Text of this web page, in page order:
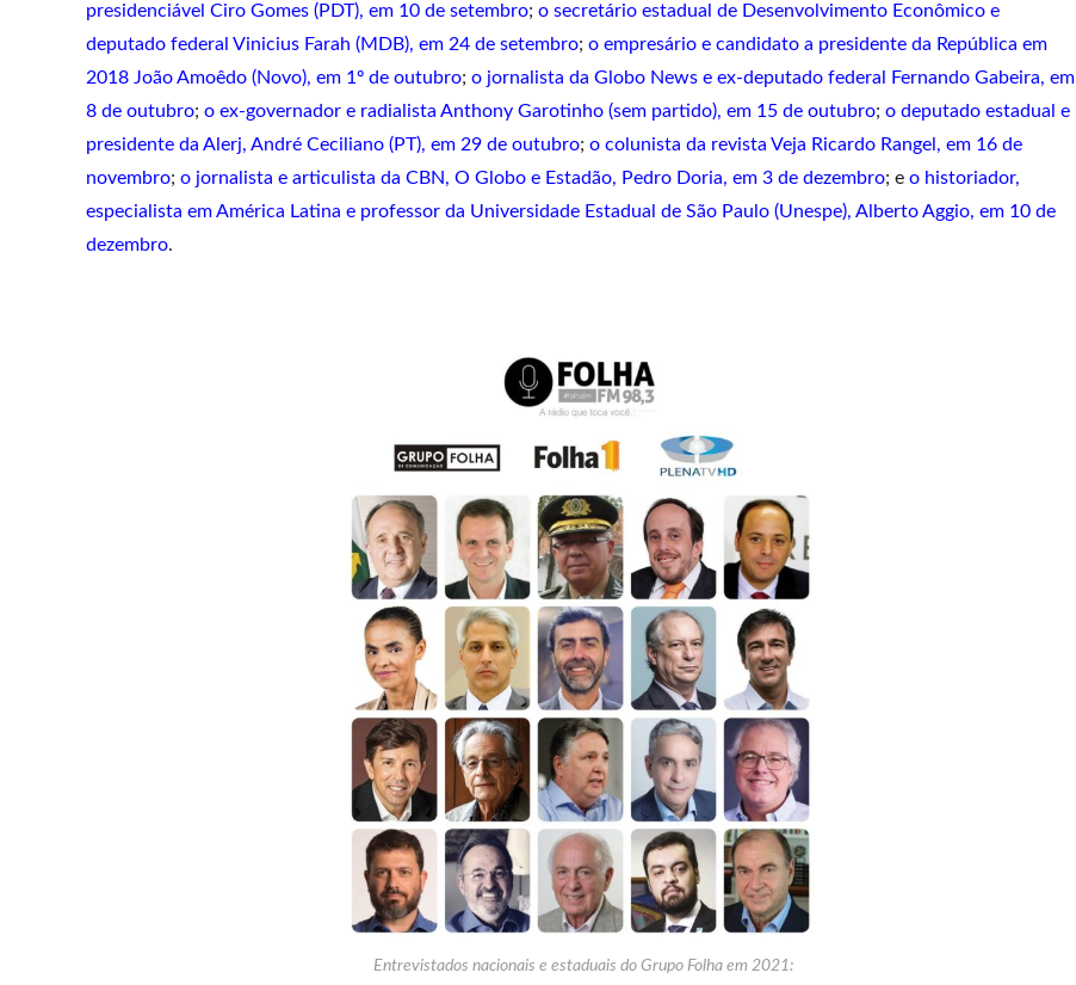
presidenciável Ciro Gomes (PDT), em 10 de setembro; o secretário estadual de Desenvolvimento Econômico e
deputado federal Vinicius Farah (MDB), em 24 de setembro; o empresário e candidato a presidente da República em
2018 João Amoêdo (Novo), em 1º de outubro; o jornalista da Globo News e ex-deputado federal Fernando Gabeira, em
8 de outubro; o ex-governador e radialista Anthony Garotinho (sem partido), em 15 de outubro; o deputado estadual e
presidente da Alerj, André Ceciliano (PT), em 29 de outubro; o colunista da revista Veja Ricardo Rangel, em 16 de
novembro; o jornalista e articulista da CBN, O Globo e Estadão, Pedro Doria, em 3 de dezembro; e o historiador,
especialista em América Latina e professor da Universidade Estadual de São Paulo (Unespe), Alberto Aggio, em 10 de
dezembro.
Entrevistados nacionais e estaduais do Grupo Folha em 2021: